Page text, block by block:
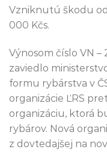
Vzniknutú škodu
000 Kčs.
Výnosom číslo VN –
zaviedlo
formu rybárstva v
organizácie ĽRS
organizáciu, ktorá
rybárov. Nová
z dovtedajšej na